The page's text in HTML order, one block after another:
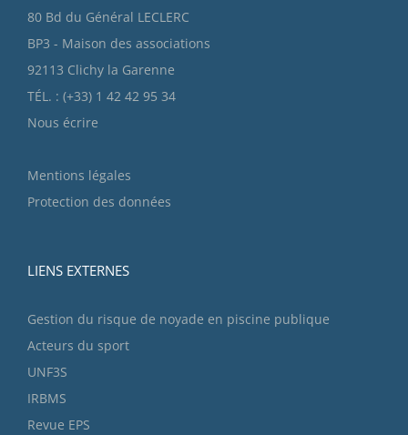
80 Bd du Général LECLERC
BP3 - Maison des associations
92113 Clichy la Garenne
TÉL. : (+33) 1 42 42 95 34
Nous écrire
Mentions légales
Protection des données
LIENS EXTERNES
Gestion du risque de noyade en piscine publique
Acteurs du sport
UNF3S
IRBMS
Revue EPS